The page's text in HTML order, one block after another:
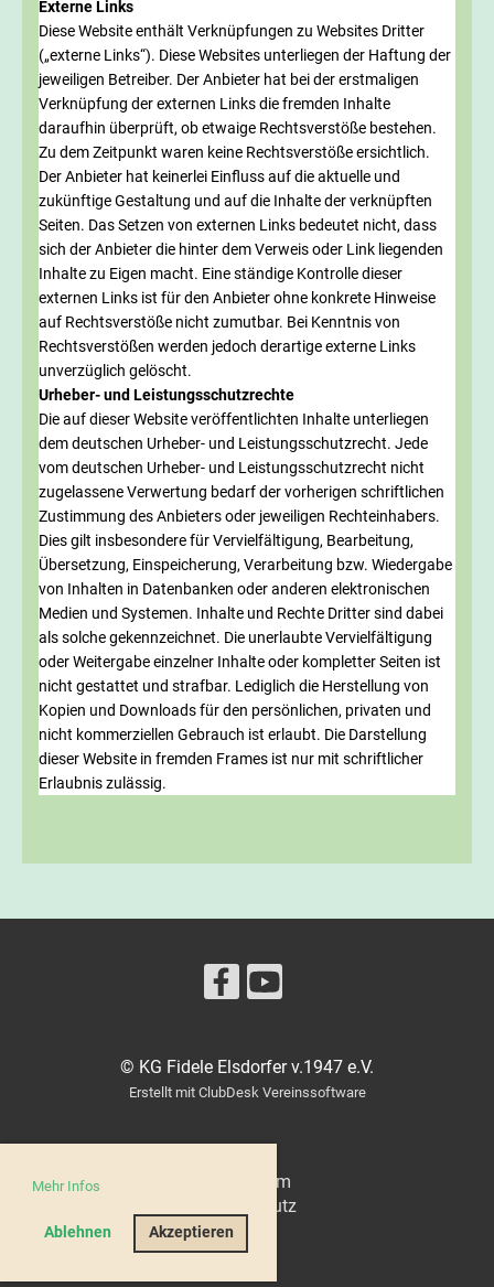
Mehr Infos
Ablehnen Akzeptieren
Externe Links
Diese Website enthält Verknüpfungen zu Websites Dritter
(„externe Links“). Diese Websites unterliegen der Haftung der
jeweiligen Betreiber. Der Anbieter hat bei der erstmaligen
Verknüpfung der externen Links die fremden Inhalte
daraufhin überprüft, ob etwaige Rechtsverstöße bestehen.
Zu dem Zeitpunkt waren keine Rechtsverstöße ersichtlich.
Der Anbieter hat keinerlei Einfluss auf die aktuelle und
zukünftige Gestaltung und auf die Inhalte der verknüpften
Seiten. Das Setzen von externen Links bedeutet nicht, dass
sich der Anbieter die hinter dem Verweis oder Link liegenden
Inhalte zu Eigen macht. Eine ständige Kontrolle dieser
externen Links ist für den Anbieter ohne konkrete Hinweise
auf Rechtsverstöße nicht zumutbar. Bei Kenntnis von
Rechtsverstößen werden jedoch derartige externe Links
unverzüglich gelöscht.
Urheber- und Leistungsschutzrechte
Die auf dieser Website veröffentlichten Inhalte unterliegen
dem deutschen Urheber- und Leistungsschutzrecht. Jede
vom deutschen Urheber- und Leistungsschutzrecht nicht
zugelassene Verwertung bedarf der vorherigen schriftlichen
Zustimmung des Anbieters oder jeweiligen Rechteinhabers.
Dies gilt insbesondere für Vervielfältigung, Bearbeitung,
Übersetzung, Einspeicherung, Verarbeitung bzw. Wiedergabe
von Inhalten in Datenbanken oder anderen elektronischen
Medien und Systemen. Inhalte und Rechte Dritter sind dabei
als solche gekennzeichnet. Die unerlaubte Vervielfältigung
oder Weitergabe einzelner Inhalte oder kompletter Seiten ist
nicht gestattet und strafbar. Lediglich die Herstellung von
Kopien und Downloads für den persönlichen, privaten und
nicht kommerziellen Gebrauch ist erlaubt. Die Darstellung
dieser Website in fremden Frames ist nur mit schriftlicher
Erlaubnis zulässig.
© KG Fidele Elsdorfer v.1947 e.V.
Erstellt mit ClubDesk Vereinssoftware
Impressum
Datenschutz